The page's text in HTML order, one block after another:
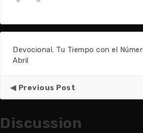
Devocional. Tu Tiempo con el
Abril
Previous Post
Discussion